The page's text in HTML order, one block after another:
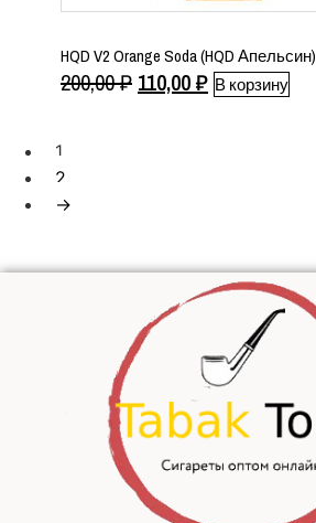
HQD V2 Orange Soda (HQD Апельсин)
200,00₽ Первоначальная
110,00₽Текущая
В корзину
1
2
→